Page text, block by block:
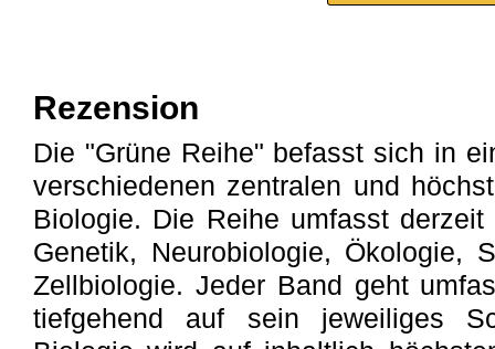
Rezension
Die "Grüne Reihe" befasst sich in
verschiedenen zentralen und
Biologie. Die Reihe umfasst
Genetik, Neurobiologie, Ökologie,
Zellbiologie. Jeder Band geht
tiefgehend auf sein jeweiliges